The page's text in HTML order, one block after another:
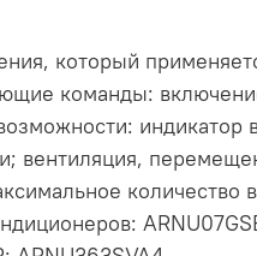
который
команды:
вентиляция,
количество